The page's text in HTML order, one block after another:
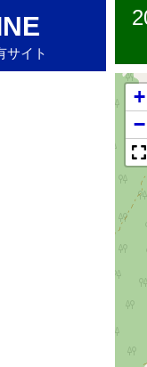
+
−
サイト